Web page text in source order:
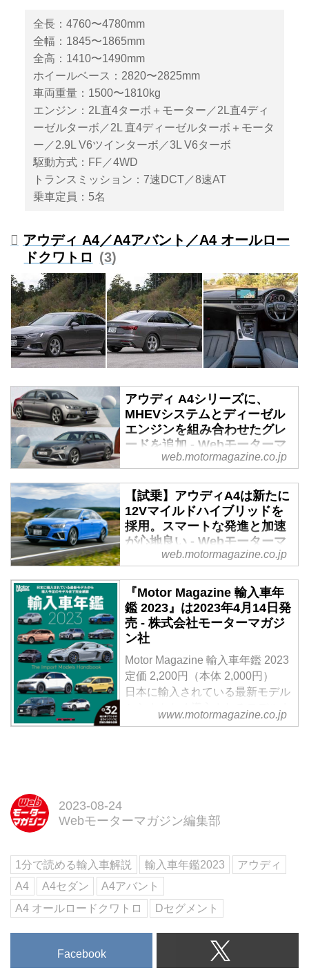
S4アバント、A4オールロードク
ワトロを含む大規模なもので、そ
の内容もフルモデルチェンジに匹
敵するものとなっている。
全長：4760〜4780mm
全幅：1845〜1865mm
全高：1410〜1490mm
ホイールベース：2820〜2825mm
車両重量：1500〜1810kg
エンジン：2L直4ターボ＋モーター／2L直4ディ
ーゼルターボ／2L 直4ディーゼルターボ＋モータ
ー／2.9L V6ツインターボ／3L V6ターボ
駆動方式：FF／4WD
トランスミッション：7速DCT／8速AT
乗車定員：5名
アウディ A4／A4アバント／A4 オールロー
ドクワトロ
3
アウディ A4シリーズに、
MHEVシステムとディーゼル
エンジンを組み合わせたグレ
ードを追加 - Webモーターマ
ガジン
2021年1月7日、アウディ ジャパ
ンはミドルセダン／ワゴンのA4
／A4 アバントにクリーンディー
ゼルエンジン搭載モデルを追加し
て発売すると発表した。
web.motormagazine.co.jp
【試乗】アウディA4は新たに
12Vマイルドハイブリッドを
採用。スマートな発進と加速
が心地良い - Webモーターマ
ガジン
コンパクトなA1、そしてSUVの
Q3＆Q3スポーツバックと魅力的
なモデルが続々と日本へ導入され
ているアウディにまたひとつ注目
モデルが加わった。A4＆A4アバ
ントである。ラインナップは他に
もオールロード、S4が用意され
るが、今回はセダンの45に試乗し
号より）
web.motormagazine.co.jp
『Motor Magazine 輸入車年
鑑 2023』は2023年4月14日発
売 - 株式会社モーターマガジ
ン社
Motor Magazine 輸入車年鑑 2023
定価 2,200円（本体 2,000円）
日本に輸入されている最新モデル
からまもなく導入されるモデルま
で、全32ブランドのラインナップ
る輸入車をブランド別に全網羅。
集して紹介しています。注目のモ
デルについては試乗インプレッシ
ョンも収録。また、巻末には車両
の詳...
www.motormagazine.co.jp
2023-08-24
Webモーターマガジン編集部
1分で読める輸入車解説 輸入車年鑑2023
アウディ
A4
A4セダン
A4アバント
A4 オールロードクワトロ
Dセグメント
Facebook